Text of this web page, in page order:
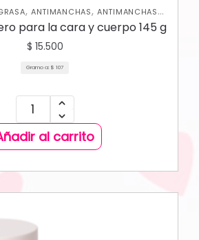
, ANTIMANCHAS,ANTIMANCHAS
HIDRATANTES
para la cara y cuerpo 145 g
$ 15.500
Gramo a: $ 107
al carrito